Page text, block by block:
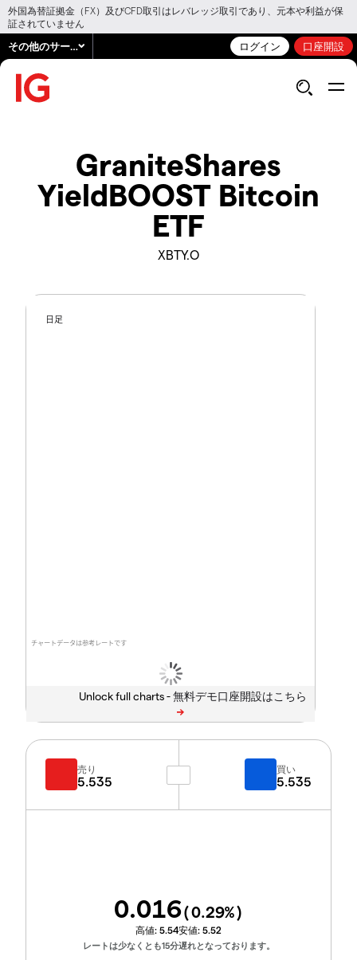
外国為替証拠金（FX）及びCFD取引はレバレッジ取引であり、元本や利益が保
証されていません
その他のサービス ログイン 口座開設
GraniteShares
YieldBOOST Bitcoin
ETF
XBTY.O
チャートデータは参考レートです
日足
Unlock full charts -
売り
5.535
買い
5.535
0.016(0.29%)
高値: 5.54安値: 5.52
レートは少なくとも15分遅れとなっております。